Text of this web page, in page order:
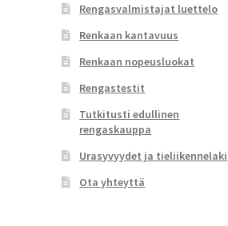
Rengasvalmistajat luettelo
Renkaan kantavuus
Renkaan nopeusluokat
Rengastestit
Tutkitusti edullinen
rengaskauppa
Urasyvyydet ja tieliikennelaki
Ota yhteyttä